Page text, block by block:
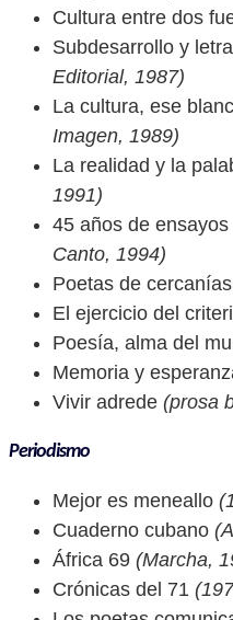
Cultura entre dos
Subdesarrollo y
Editorial, 1987)
La cultura, ese
Imagen, 1989)
La realidad y la
1991)
45 años de
Canto, 1994)
Poetas de cercanías
El ejercicio del
Poesía, alma del
Memoria y
Vivir adrede (prosa
Periodismo
Mejor es meneallo
Cuaderno cubano
África 69 (Marcha,
Crónicas del 71